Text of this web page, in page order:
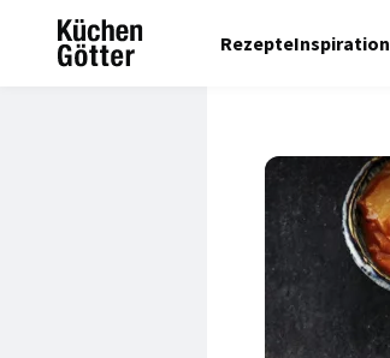
RezepteInspiration